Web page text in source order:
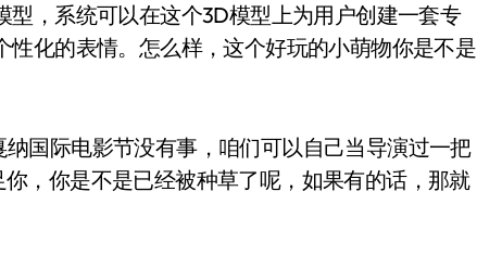
，系统可以在这个3D模型上为用户创建一套专
化的表情。怎么样，这个好玩的小萌物你是不是
国际电影节没有事，咱们可以自己当导演过一把
，你是不是已经被种草了呢，如果有的话，那就